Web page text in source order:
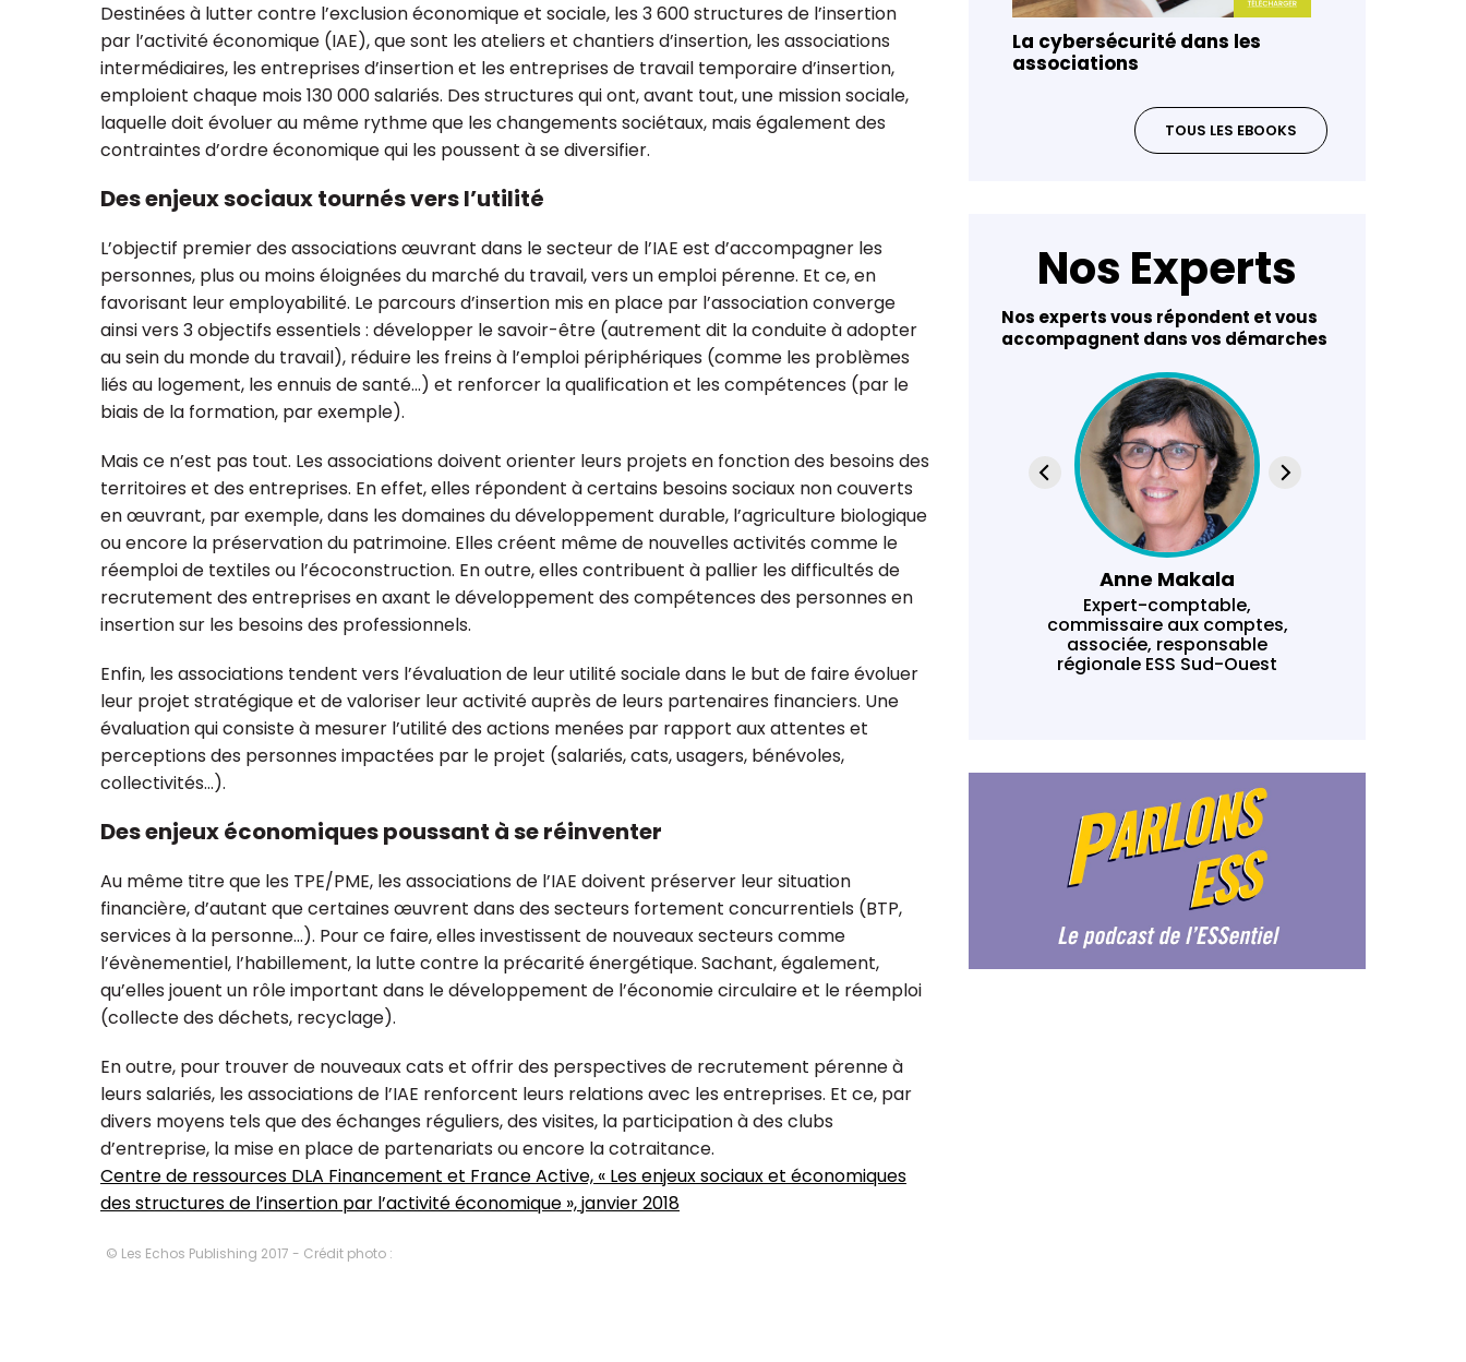
Destinées à lutter contre l’exclusion économique et sociale, les 3 600 structures de l’insertion
par l’activité économique (IAE), que sont les ateliers et chantiers d’insertion, les associations
intermédiaires, les entreprises d’insertion et les entreprises de travail temporaire d’insertion,
emploient chaque mois 130 000 salariés. Des structures qui ont, avant tout, une mission sociale,
laquelle doit évoluer au même rythme que les changements sociétaux, mais également des
contraintes d’ordre économique qui les poussent à se diversifier.
Des enjeux sociaux tournés vers l’utilité
L’objectif premier des associations œuvrant dans le secteur de l’IAE est d’accompagner les
personnes, plus ou moins éloignées du marché du travail, vers un emploi pérenne. Et ce, en
favorisant leur employabilité. Le parcours d’insertion mis en place par l’association converge
ainsi vers 3 objectifs essentiels : développer le savoir-être (autrement dit la conduite à adopter
au sein du monde du travail), réduire les freins à l’emploi périphériques (comme les problèmes
liés au logement, les ennuis de santé…) et renforcer la qualification et les compétences (par le
biais de la formation, par exemple).
Mais ce n’est pas tout. Les associations doivent orienter leurs projets en fonction des besoins des
territoires et des entreprises. En effet, elles répondent à certains besoins sociaux non couverts
en œuvrant, par exemple, dans les domaines du développement durable, l’agriculture biologique
ou encore la préservation du patrimoine. Elles créent même de nouvelles activités comme le
réemploi de textiles ou l’écoconstruction. En outre, elles contribuent à pallier les difficultés de
recrutement des entreprises en axant le développement des compétences des personnes en
insertion sur les besoins des professionnels.
Enfin, les associations tendent vers l’évaluation de leur utilité sociale dans le but de faire évoluer
leur projet stratégique et de valoriser leur activité auprès de leurs partenaires financiers. Une
évaluation qui consiste à mesurer l’utilité des actions menées par rapport aux attentes et
perceptions des personnes impactées par le projet (salariés, cats, usagers, bénévoles,
collectivités…).
Des enjeux économiques poussant à se réinventer
Au même titre que les TPE/PME, les associations de l’IAE doivent préserver leur situation
financière, d’autant que certaines œuvrent dans des secteurs fortement concurrentiels (BTP,
services à la personne…). Pour ce faire, elles investissent de nouveaux secteurs comme
l’évènementiel, l’habillement, la lutte contre la précarité énergétique. Sachant, également,
qu’elles jouent un rôle important dans le développement de l’économie circulaire et le réemploi
(collecte des déchets, recyclage).
En outre, pour trouver de nouveaux cats et offrir des perspectives de recrutement pérenne à
leurs salariés, les associations de l’IAE renforcent leurs relations avec les entreprises. Et ce, par
divers moyens tels que des échanges réguliers, des visites, la participation à des clubs
d’entreprise, la mise en place de partenariats ou encore la cotraitance.
Centre de ressources DLA Financement et France Active, « Les enjeux sociaux et économiques
des structures de l’insertion par l’activité économique », janvier 2018
© Les Echos Publishing 2017 - Crédit photo :
et regroupement
: à quoi faut-il
Réforme du plan comptable
pour les associations &
fondations
Les 15 points clés sur le fonds de
dotation
La cybersécurité dans les
associations
TOUS LES EBOOKS
Nos Experts
Nos experts vous répondent et vous
accompagnent dans vos démarches
Frédéric Mazel
Expert-comptable,
commissaire aux comptes,
ESS Provence
Julie Jacquot
Directrice, EBE Bross'Up
Isabelle Prunier
Expert-comptable,
Anne Makala
Expert-comptable,
commissaire aux comptes,
associée, responsable
régionale ESS Sud-Ouest